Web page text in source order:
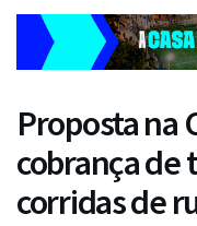
Proposta na
cobrança de
corridas de